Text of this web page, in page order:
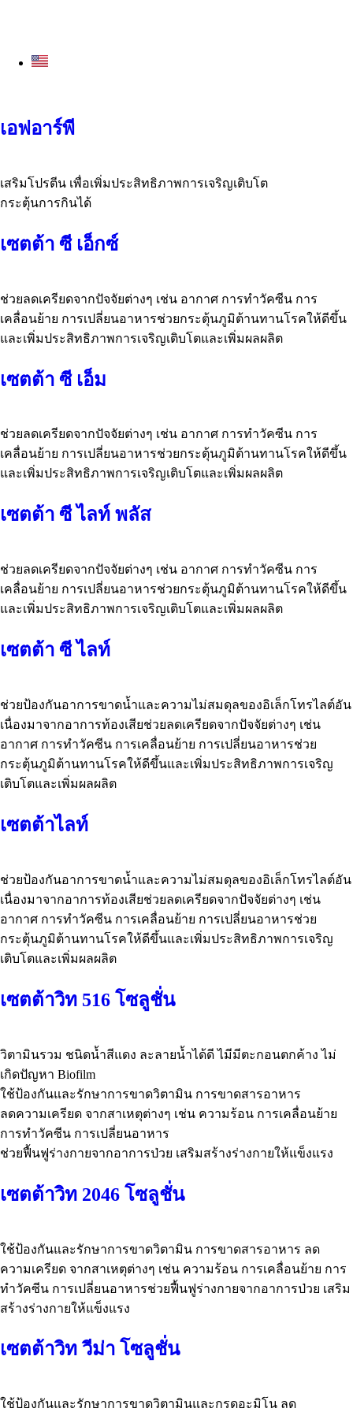
เอฟอาร์พี
เสริมโปรตีน เพื่อเพิ่มประสิทธิภาพการเจริญเติบโต
กระตุ้นการกินได้
เซตต้า ซี เอ็กซ์
ช่วยลดเครียดจากปัจจัยต่างๆ เช่น อากาศ การทำวัคซีน การ
เคลื่อนย้าย การเปลี่ยนอาหารช่วยกระตุ้นภูมิต้านทานโรคให้ดีขึ้น
และเพิ่มประสิทธิภาพการเจริญเติบโตและเพิ่มผลผลิต
เซตต้า ซี เอ็ม
ช่วยลดเครียดจากปัจจัยต่างๆ เช่น อากาศ การทำวัคซีน การ
เคลื่อนย้าย การเปลี่ยนอาหารช่วยกระตุ้นภูมิต้านทานโรคให้ดีขึ้น
และเพิ่มประสิทธิภาพการเจริญเติบโตและเพิ่มผลผลิต
เซตต้า ซี ไลท์ พลัส
ช่วยลดเครียดจากปัจจัยต่างๆ เช่น อากาศ การทำวัคซีน การ
เคลื่อนย้าย การเปลี่ยนอาหารช่วยกระตุ้นภูมิต้านทานโรคให้ดีขึ้น
และเพิ่มประสิทธิภาพการเจริญเติบโตและเพิ่มผลผลิต
เซตต้า ซี ไลท์
ช่วยป้องกันอาการขาดน้ำและความไม่สมดุลของอิเล็กโทรไลต์อัน
เนื่องมาจากอาการท้องเสียช่วยลดเครียดจากปัจจัยต่างๆ เช่น
อากาศ การทำวัคซีน การเคลื่อนย้าย การเปลี่ยนอาหารช่วย
กระตุ้นภูมิต้านทานโรคให้ดีขึ้นและเพิ่มประสิทธิภาพการเจริญ
เติบโตและเพิ่มผลผลิต
เซตต้าไลท์
ช่วยป้องกันอาการขาดน้ำและความไม่สมดุลของอิเล็กโทรไลต์อัน
เนื่องมาจากอาการท้องเสียช่วยลดเครียดจากปัจจัยต่างๆ เช่น
อากาศ การทำวัคซีน การเคลื่อนย้าย การเปลี่ยนอาหารช่วย
กระตุ้นภูมิต้านทานโรคให้ดีขึ้นและเพิ่มประสิทธิภาพการเจริญ
เติบโตและเพิ่มผลผลิต
เซตต้าวิท 516 โซลูชั่น
วิตามินรวม ชนิดน้ำสีแดง ละลายน้ำได้ดี ไมีมีตะกอนตกค้าง ไม่
เกิดปัญหา Biofilm
ใช้ป้องกันและรักษาการขาดวิตามิน การขาดสารอาหาร
ลดความเครียด จากสาเหตุต่างๆ เช่น ความร้อน การเคลื่อนย้าย
การทำวัคซีน การเปลี่ยนอาหาร
ช่วยฟื้นฟูร่างกายจากอาการป่วย เสริมสร้างร่างกายให้แข็งแรง
เซตต้าวิท 2046 โซลูชั่น
ใช้ป้องกันและรักษาการขาดวิตามิน การขาดสารอาหาร ลด
ความเครียด จากสาเหตุต่างๆ เช่น ความร้อน การเคลื่อนย้าย การ
ทำวัคซีน การเปลี่ยนอาหารช่วยฟื้นฟูร่างกายจากอาการป่วย เสริม
สร้างร่างกายให้แข็งแรง
เซตต้าวิท วีม่า โซลูชั่น
ใช้ป้องกันและรักษาการขาดวิตามินและกรดอะมิโน ลด